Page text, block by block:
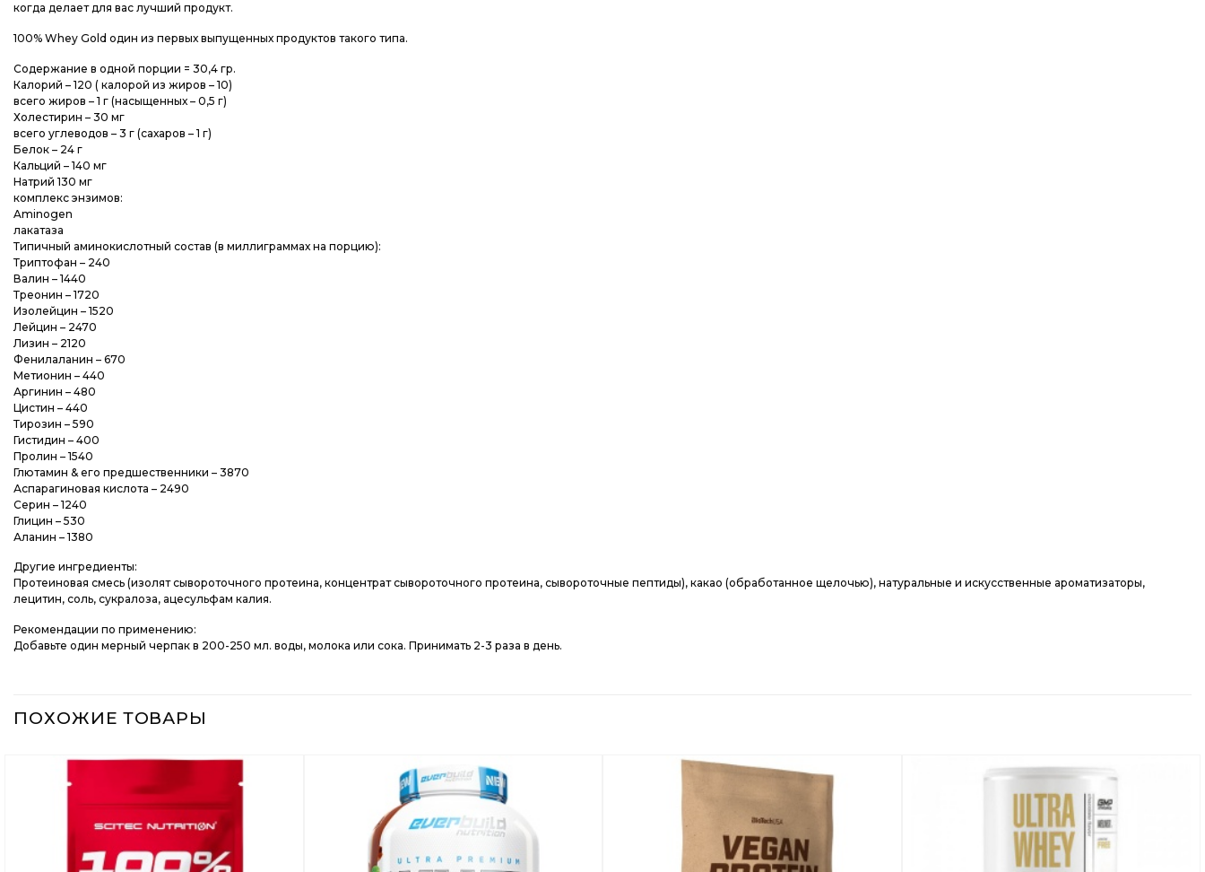
когда делает для вас лучший продукт.
100% Whey Gold один из первых выпущенных продуктов такого типа.
Содержание в одной порции = 30,4 гр.
Калорий – 120 ( калорой из жиров – 10)
всего жиров – 1 г (насыщенных – 0,5 г)
Холестирин – 30 мг
всего углеводов – 3 г (сахаров – 1 г)
Белок – 24 г
Кальций – 140 мг
Натрий 130 мг
комплекс энзимов:
Aminogen
лакатаза
Типичный аминокислотный состав (в миллиграммах на порцию):
Триптофан – 240
Валин – 1440
Треонин – 1720
Изолейцин – 1520
Лейцин – 2470
Лизин – 2120
Фенилаланин – 670
Метионин – 440
Аргинин – 480
Цистин – 440
Тирозин – 590
Гистидин – 400
Пролин – 1540
Глютамин & его предшественники – 3870
Аспарагиновая кислота – 2490
Серин – 1240
Глицин – 530
Аланин – 1380
Другие ингредиенты:
Протеиновая смесь (изолят сывороточного протеина, концентрат сывороточного протеина, сывороточные пептиды), какао (обработанное щелочью), натуральные и искусственные ароматизаторы,
лецитин, соль, сукралоза, ацесульфам калия.
Рекомендации по применению:
Добавьте один мерный черпак в 200-250 мл. воды, молока или сока. Принимать 2-3 раза в день.
ПОХОЖИЕ ТОВАРЫ
Вишлист
Вишлист